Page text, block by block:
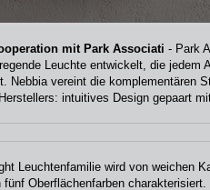
mit Park Associati - Park
Leuchte entwickelt, die jedem
Nebbia vereint die komplementären
intuitives Design gepaart
Leuchtenfamilie wird von weichen
Oberflächenfarben